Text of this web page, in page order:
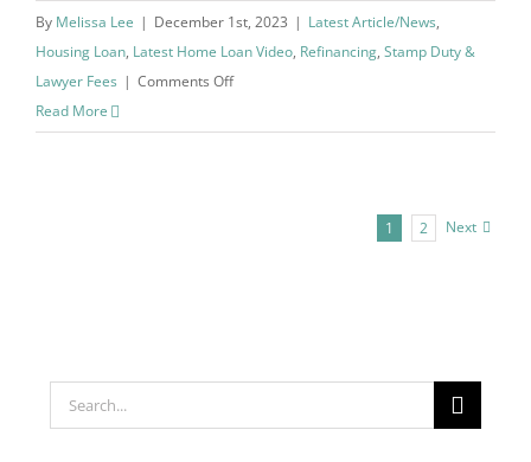
By Melissa Lee | December 1st, 2023 | Latest Article/News,
Housing Loan, Latest Home Loan Video, Refinancing, Stamp Duty &
Lawyer Fees | Comments Offon
Nak
Read More
1 2 Next
Search